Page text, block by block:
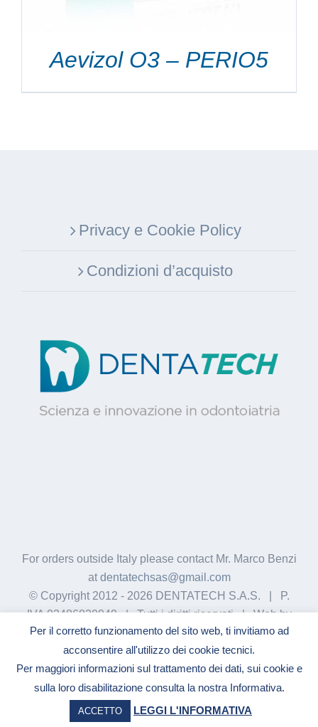
Aevizol O3 – PERIO5
Privacy e Cookie Policy
Condizioni d’acquisto
For orders outside Italy please contact Mr. Marco Benzi
at dentatechsas@gmail.com
© Copyright 2012 - 2026 DENTATECH S.A.S. | P.
IVA 03486830049 | Tutti i diritti riservati | Web by
GigiWork
FacebookYouTubeLinkedIn
Per il corretto funzionamento del sito web, ti invitiamo ad
acconsentire all'utilizzo dei cookie tecnici.
Per maggiori informazioni sul trattamento dei dati, sui cookie e
sulla loro disabilitazione consulta la nostra Informativa.
ACCETTO LEGGI L'INFORMATIVA